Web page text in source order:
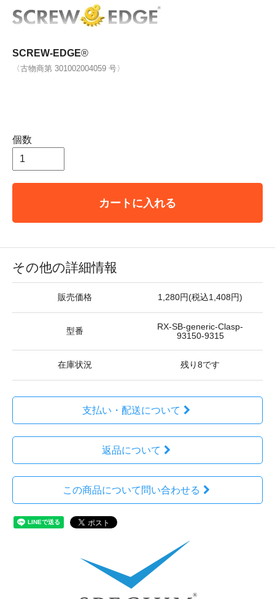
SCREW-EDGE®
〈古物商第 301002004059 号〉
個数
カートに入れる
その他の詳細情報
販売価格 1,280円(税込1,408円)
型番
RX-SB-generic-Clasp-
93150-9315
在庫状況 残り8です
支払い・配送について
返品について
この商品について問い合わせる